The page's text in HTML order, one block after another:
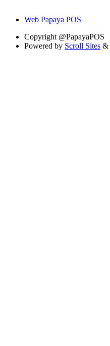
Web Papaya POS
Copyright @PapayaPOS
Powered by Scroll Sites &